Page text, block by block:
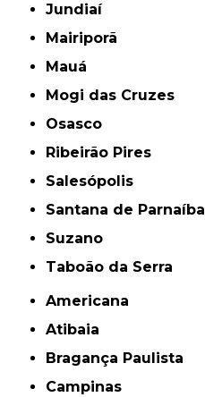
Jundiaí
Mairiporã
Mauá
Mogi das Cruzes
Osasco
Ribeirão Pires
Salesópolis
Santana de Parnaíba
Suzano
Taboão da Serra
Americana
Atibaia
Bragança Paulista
Campinas